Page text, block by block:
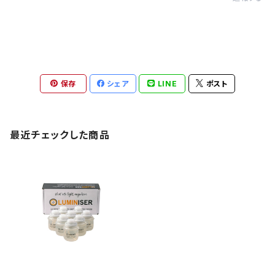
保存 シェア LINE ポスト
最近チェックした商品